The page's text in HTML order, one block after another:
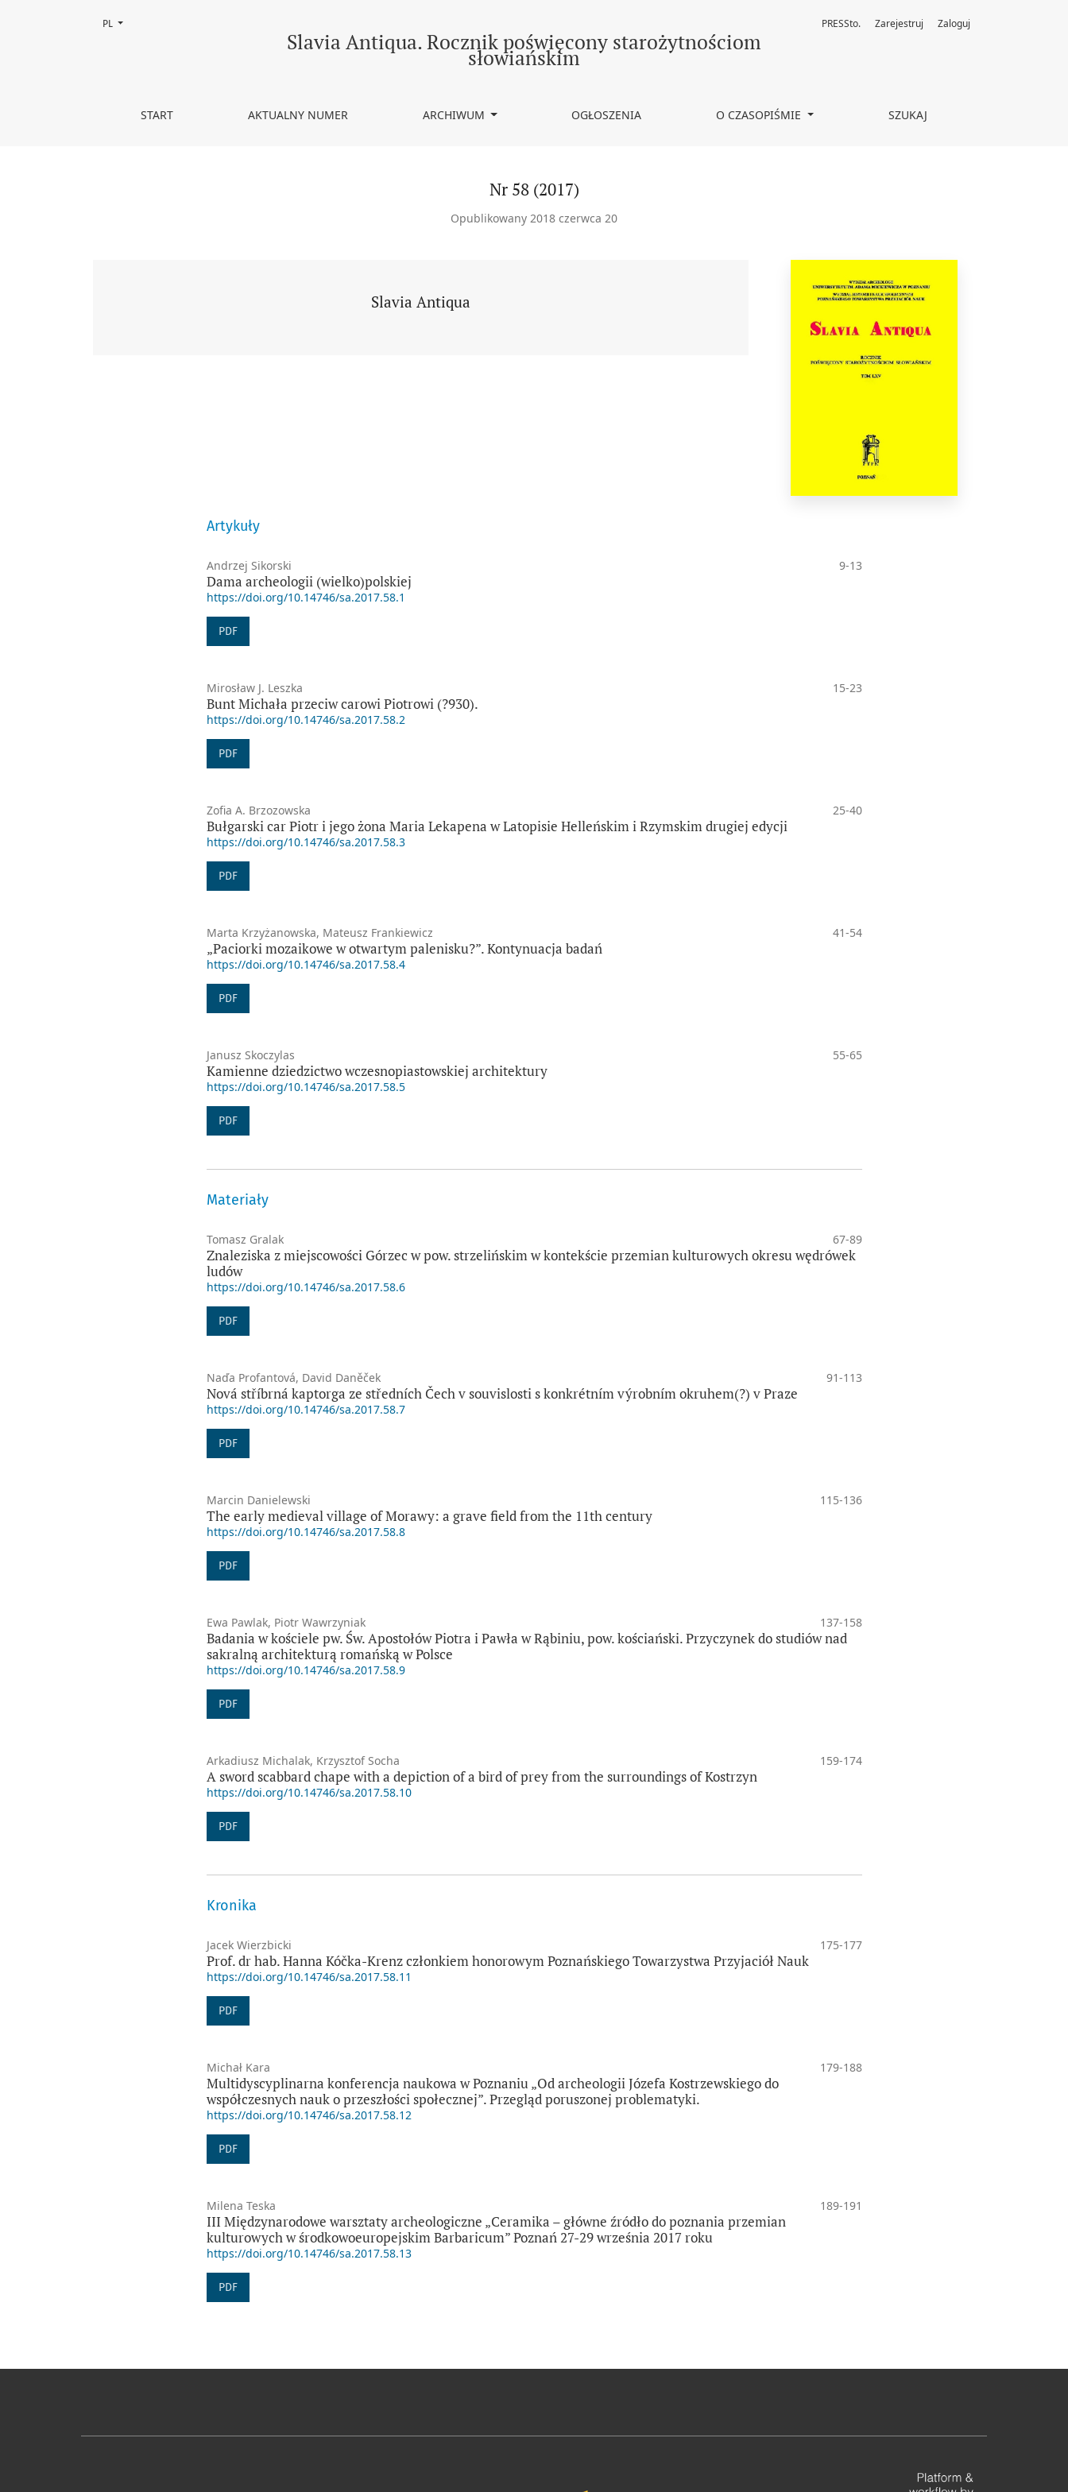
Nr 58 (2017) Slavia Antiqua. Rocznik poświęcony starożytnościom
słowiańskim
START AKTUALNY NUMER ARCHIWUM OGŁOSZENIA O CZASOPIŚMIE SZUKAJ
PRESSto. Zarejestruj Zaloguj
Zmień język, obecnie wybrany to:
PL
Nr 58 (2017)
Opublikowany 2018 czerwca 20
Slavia Antiqua
Artykuły
Andrzej Sikorski 9-13
Dama archeologii (wielko)polskiej
https://doi.org/10.14746/sa.2017.58.1
PDF
Mirosław J. Leszka 15-23
Bunt Michała przeciw carowi Piotrowi (?930).
https://doi.org/10.14746/sa.2017.58.2
PDF
Zofia A. Brzozowska 25-40
Bułgarski car Piotr i jego żona Maria Lekapena w Latopisie Helleńskim i Rzymskim drugiej edycji
https://doi.org/10.14746/sa.2017.58.3
PDF
Marta Krzyżanowska, Mateusz Frankiewicz 41-54
„Paciorki mozaikowe w otwartym palenisku?”. Kontynuacja badań
https://doi.org/10.14746/sa.2017.58.4
PDF
Janusz Skoczylas 55-65
Kamienne dziedzictwo wczesnopiastowskiej architektury
https://doi.org/10.14746/sa.2017.58.5
PDF
Materiały
Tomasz Gralak 67-89
Znaleziska z miejscowości Górzec w pow. strzelińskim w kontekście przemian kulturowych okresu wędrówek
ludów
https://doi.org/10.14746/sa.2017.58.6
PDF
Naďa Profantová, David Daněček 91-113
Nová stříbrná kaptorga ze středních Čech v souvislosti s konkrétním výrobním okruhem(?) v Praze
https://doi.org/10.14746/sa.2017.58.7
PDF
Marcin Danielewski 115-136
The early medieval village of Morawy: a grave field from the 11th century
https://doi.org/10.14746/sa.2017.58.8
PDF
Ewa Pawlak, Piotr Wawrzyniak 137-158
Badania w kościele pw. Św. Apostołów Piotra i Pawła w Rąbiniu, pow. kościański. Przyczynek do studiów nad
sakralną architekturą romańską w Polsce
https://doi.org/10.14746/sa.2017.58.9
PDF
Arkadiusz Michalak, Krzysztof Socha 159-174
A sword scabbard chape with a depiction of a bird of prey from the surroundings of Kostrzyn
https://doi.org/10.14746/sa.2017.58.10
PDF
Kronika
Jacek Wierzbicki 175-177
Prof. dr hab. Hanna Kóčka-Krenz członkiem honorowym Poznańskiego Towarzystwa Przyjaciół Nauk
https://doi.org/10.14746/sa.2017.58.11
PDF
Michał Kara 179-188
Multidyscyplinarna konferencja naukowa w Poznaniu „Od archeologii Józefa Kostrzewskiego do
współczesnych nauk o przeszłości społecznej”. Przegląd poruszonej problematyki.
https://doi.org/10.14746/sa.2017.58.12
PDF
Milena Teska 189-191
III Międzynarodowe warsztaty archeologiczne „Ceramika – główne źródło do poznania przemian
kulturowych w środkowoeuropejskim Barbaricum” Poznań 27-29 września 2017 roku
https://doi.org/10.14746/sa.2017.58.13
PDF